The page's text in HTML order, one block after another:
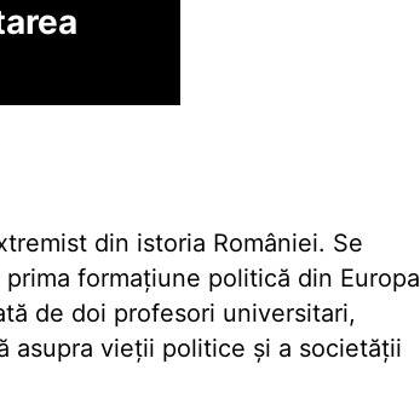
din istoria României. Se
formațiune politică din Europa
de doi profesori universitari,
asupra vieții politice și a societății